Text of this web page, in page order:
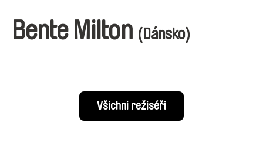
Bente Milton (Dánsko)
Všichni režiséři